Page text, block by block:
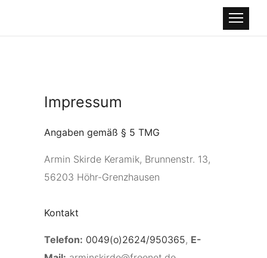
Impressum
Angaben gemäß § 5 TMG
Armin Skirde Keramik, Brunnenstr. 13,
56203 Höhr-Grenzhausen
Kontakt
Telefon: 0049(o)2624/950365, E-